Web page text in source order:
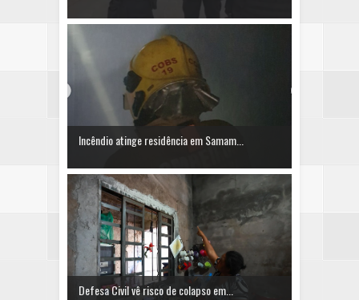
Incêndio atinge residência em Samam...
Defesa Civil vê risco de colapso em...